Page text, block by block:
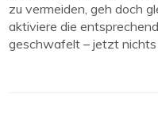
zu vermeiden, geh doch
aktiviere die
geschwafelt – jetzt